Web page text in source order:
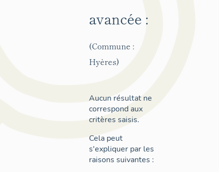
avancée :
(Commune :
Hyères)
Aucun résultat ne
correspond aux
critères saisis.
Cela peut
s'expliquer par les
raisons suivantes :